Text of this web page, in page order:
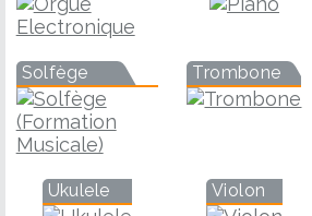
Solfège Trombone
Ukulele Violon